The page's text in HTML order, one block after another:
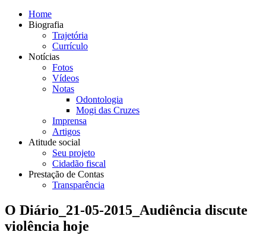
Home
Biografia
Trajetória
Currículo
Notícias
Fotos
Vídeos
Notas
Odontologia
Mogi das Cruzes
Imprensa
Artigos
Atitude social
Seu projeto
Cidadão fiscal
Prestação de Contas
Transparência
O Diário_21-05-2015_Audiência discute
violência hoje